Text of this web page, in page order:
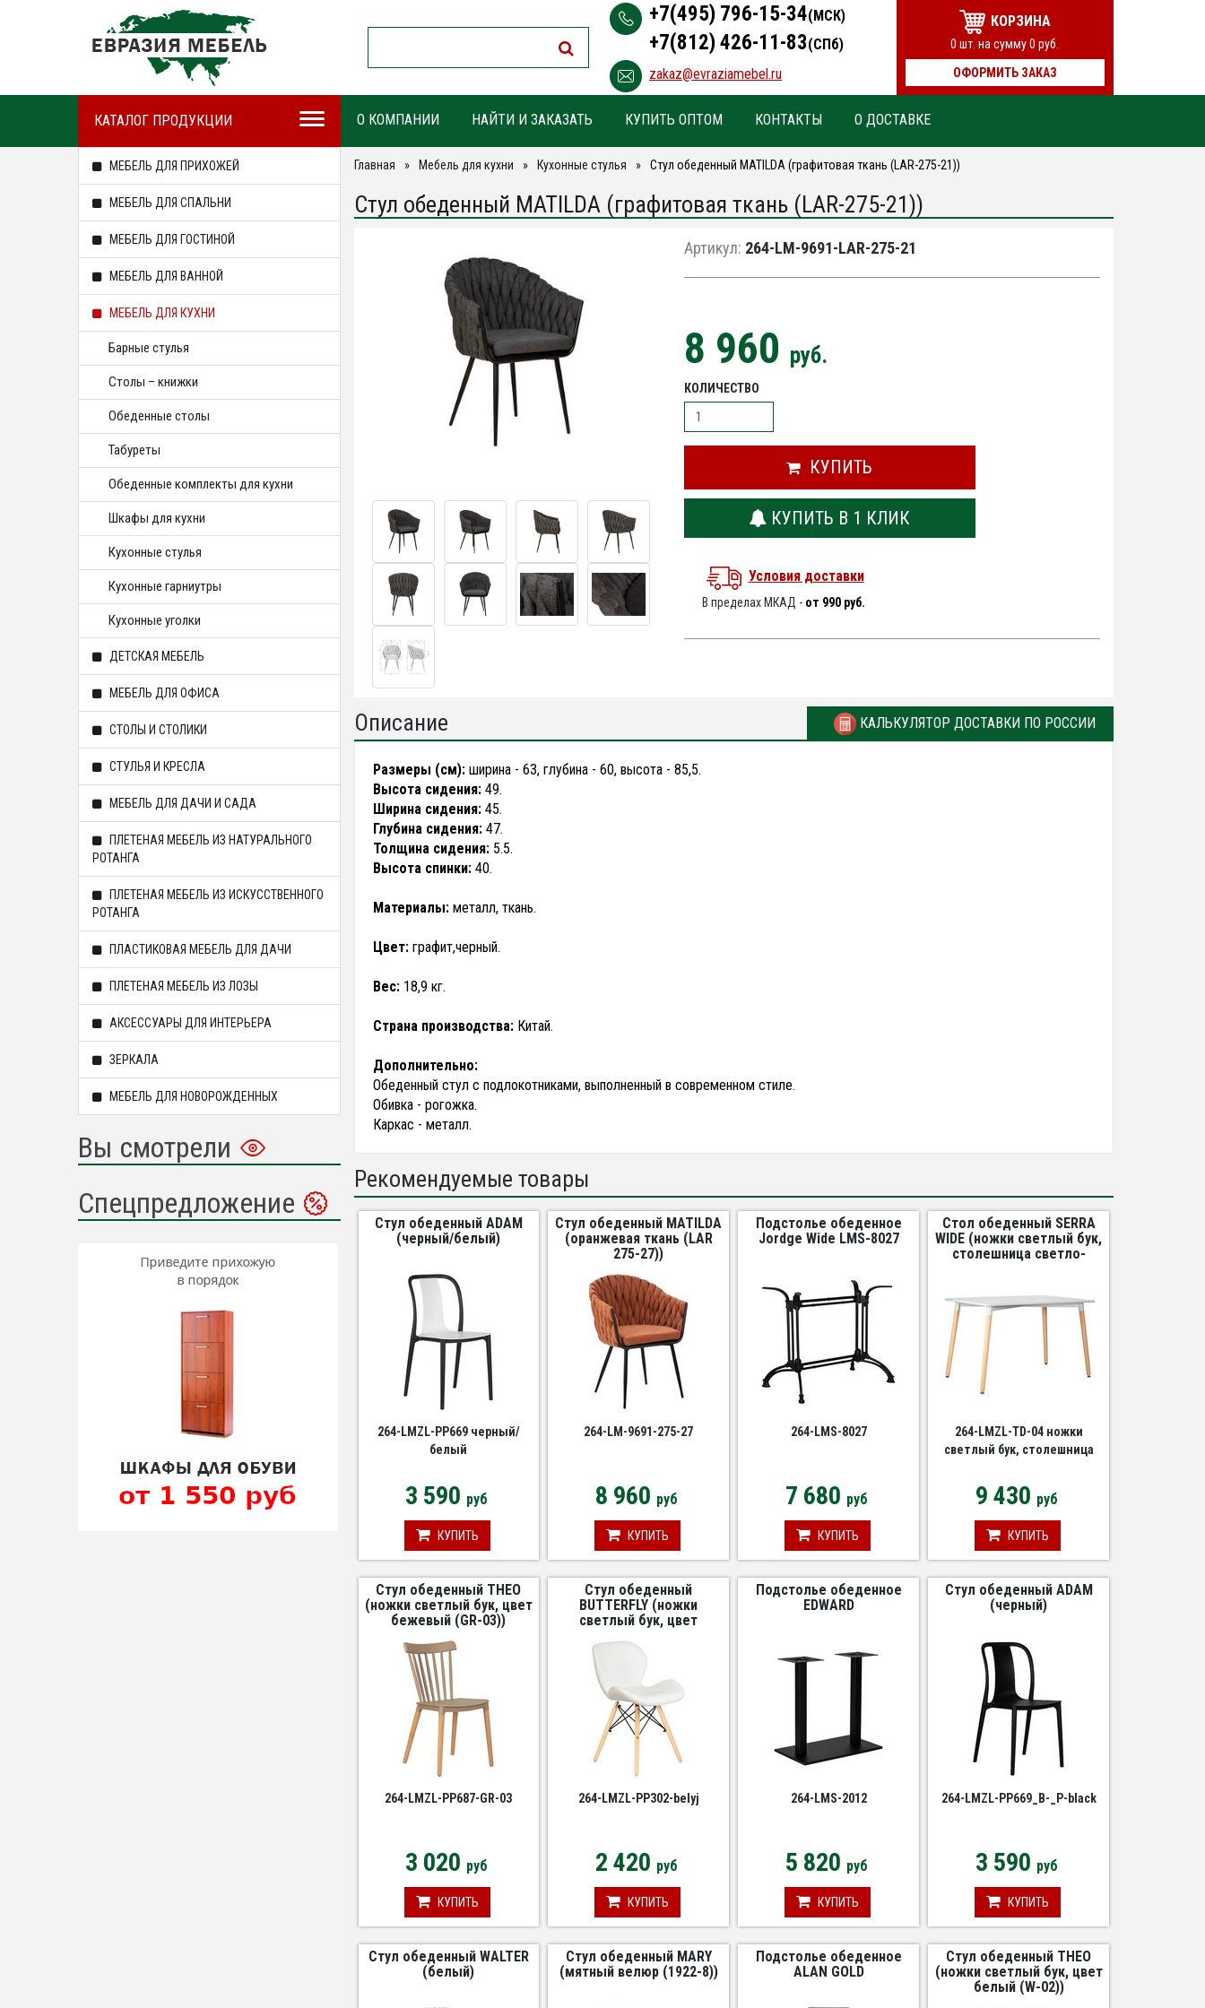
+7(495) 796-15-34(МСК)
+7(812) 426-11-83(СПб)
zakaz@evraziamebel.ru
КОРЗИНА
0 шт. на сумму0 руб.
ОФОРМИТЬ ЗАКАЗ
КАТАЛОГ ПРОДУКЦИИ О КОМПАНИИ НАЙТИ И ЗАКАЗАТЬ КУПИТЬ ОПТОМ КОНТАКТЫ О ДОСТАВКЕ
МЕБЕЛЬ ДЛЯ ПРИХОЖЕЙ
МЕБЕЛЬ ДЛЯ СПАЛЬНИ
МЕБЕЛЬ ДЛЯ ГОСТИНОЙ
МЕБЕЛЬ ДЛЯ ВАННОЙ
МЕБЕЛЬ ДЛЯ КУХНИ
Барные стулья
Столы – книжки
Обеденные столы
Табуреты
Обеденные комплекты для кухни
Шкафы для кухни
Кухонные стулья
Кухонные гарниутры
Кухонные уголки
ДЕТСКАЯ МЕБЕЛЬ
МЕБЕЛЬ ДЛЯ ОФИСА
СТОЛЫ И СТОЛИКИ
СТУЛЬЯ И КРЕСЛА
МЕБЕЛЬ ДЛЯ ДАЧИ И САДА
ПЛЕТЕНАЯ МЕБЕЛЬ ИЗ НАТУРАЛЬНОГО
РОТАНГА
ПЛЕТЕНАЯ МЕБЕЛЬ ИЗ ИСКУССТВЕННОГО
РОТАНГА
ПЛАСТИКОВАЯ МЕБЕЛЬ ДЛЯ ДАЧИ
ПЛЕТЕНАЯ МЕБЕЛЬ ИЗ ЛОЗЫ
АКСЕССУАРЫ ДЛЯ ИНТЕРЬЕРА
ЗЕРКАЛА
МЕБЕЛЬ ДЛЯ НОВОРОЖДЕННЫХ
Вы смотрели
Спецпредложение
Главная Мебель для кухни Кухонные стулья Стул обеденный MATILDA (графитовая ткань (LAR-275-21))
Стул обеденный MATILDA (графитовая ткань (LAR-275-21))
Артикул: 264-LM-9691-LAR-275-21
8 960 руб.
КОЛИЧЕСТВО
КУПИТЬ
КУПИТЬ В 1 КЛИК
Условия доставки
В пределах МКАД - от 990 руб.
Описание КАЛЬКУЛЯТОР ДОСТАВКИ ПО РОССИИ
Размеры (см):ширина - 63, глубина - 60, высота - 85,5.
Высота сидения:49.
Ширина сидения:45.
Глубина сидения:47.
Толщина сидения:5.5.
Высота спинки:40.
Материалы:металл, ткань.
Цвет:графит,черный.
Вес:18,9 кг.
Страна производства:Китай.
Дополнительно:
Обеденный стул с подлокотниками, выполненный в современном стиле.
Обивка - рогожка.
Каркас - металл.
Рекомендуемые товары
Стул обеденный ADAM
(черный/белый)
264-LMZL-PP669 черный/
белый
3 590 руб
КУПИТЬ
Стул обеденный MATILDA
(оранжевая ткань (LAR
275-27))
264-LM-9691-275-27
8 960 руб
КУПИТЬ
Подстолье обеденное
Jordge Wide LMS-8027
264-LMS-8027
7 680 руб
КУПИТЬ
Стол обеденный SERRA
WIDE (ножки светлый бук,
столешница светло-
264-LMZL-TD-04 ножки
светлый бук, столешница
9 430 руб
КУПИТЬ
Стул обеденный THEO
(ножки светлый бук, цвет
бежевый (GR-03))
264-LMZL-PP687-GR-03
3 020 руб
КУПИТЬ
Стул обеденный
BUTTERFLY (ножки
светлый бук, цвет
264-LMZL-PP302-belyj
2 420 руб
КУПИТЬ
Подстолье обеденное
EDWARD
264-LMS-2012
5 820 руб
КУПИТЬ
Стул обеденный ADAM
(черный)
264-LMZL-PP669_B-_P-black
3 590 руб
КУПИТЬ
Стул обеденный WALTER
(белый)
Стул обеденный MARY
(мятный велюр (1922-8))
Подстолье обеденное
ALAN GOLD
Стул обеденный THEO
(ножки светлый бук, цвет
белый (W-02))